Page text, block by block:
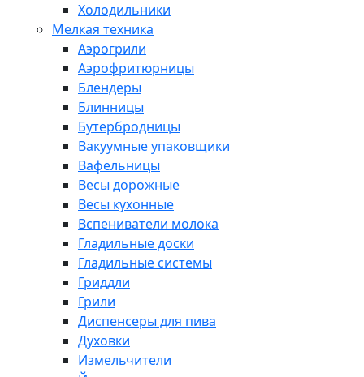
Холодильники
Мелкая техника
Аэрогрили
Аэрофритюрницы
Блендеры
Блинницы
Бутербродницы
Вакуумные упаковщики
Вафельницы
Весы дорожные
Весы кухонные
Вспениватели молока
Гладильные доски
Гладильные системы
Гриддли
Грили
Диспенсеры для пива
Духовки
Измельчители